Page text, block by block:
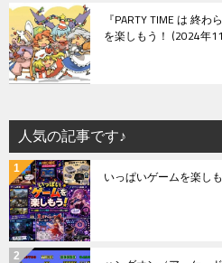
『PARTY TIME は 終
を楽しもう！ 2024年
人気の記事です♪
いっぱいゲームを楽し